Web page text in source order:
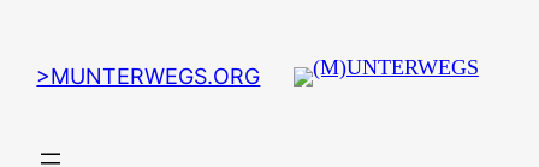
>MUNTERWEGS.ORG